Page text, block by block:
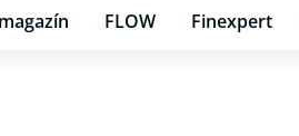
FLOW Finexpert